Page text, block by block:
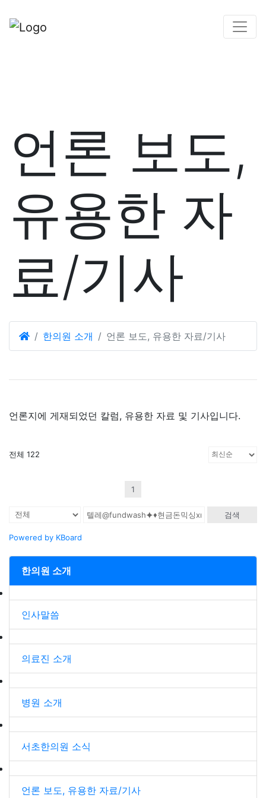
언론 보도,
유용한 자
료/기사
한의원 소개
인사말씀
의료진 소개
병원 소개
서초한의원 소식
언론 보도, 유용한 자료/기사
한의원 소개 언론 보도, 유용한 자료/기사
언론지에 게재되었던 칼럼, 유용한 자료 및 기사입니다.
전체 122
1
검색
Powered by KBoard